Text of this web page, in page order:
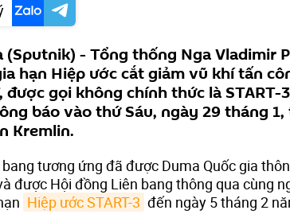
(Sputnik) - Tổng thống Nga Vladimir
hạn Hiệp ước cắt giảm vũ khí tấn
được gọi không chính thức là START-
báo vào thứ Sáu, ngày 29 tháng
Kremlin.
tương ứng đã được Duma Quốc gia
được Hội đồng Liên bang thông qua cùng
Hiệp ước START-3 đến ngày 5 tháng 2